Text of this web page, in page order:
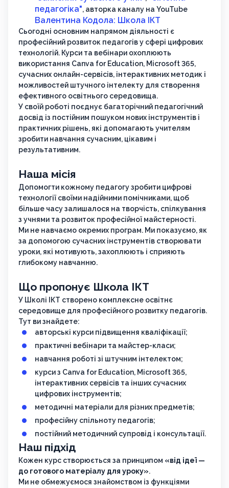
педагогіка", авторка каналу на YouTube
Валентина Кодола: Школа ІКТ
Сьогодні основним напрямом діяльності є
професійний розвиток педагогів у сфері цифрових
технологій. Курси та вебінари охоплюють
використання Canva for Education, Microsoft 365,
сучасних онлайн-сервісів, інтерактивних методик і
можливостей штучного інтелекту для створення
ефективного освітнього середовища.
У своїй роботі поєднує багаторічний педагогічний
досвід із постійним пошуком нових інструментів і
практичних рішень, які допомагають учителям
зробити навчання сучасним, цікавим і
результативним.
Наша місія
Допомогти кожному педагогу зробити цифрові
технології своїми надійними помічниками, щоб
більше часу залишалося на творчість, спілкування
з учнями та розвиток професійної майстерності.
Ми не навчаємо окремих програм. Ми показуємо, як
за допомогою сучасних інструментів створювати
уроки, які мотивують, захоплюють і сприяють
глибокому навчанню.
Що пропонує Школа ІКТ
У Школі ІКТ створено комплексне освітнє
середовище для професійного розвитку педагогів.
Тут ви знайдете:
авторські курси підвищення кваліфікації;
практичні вебінари та майстер-класи;
навчання роботі зі штучним інтелектом;
курси з Canva for Education, Microsoft 365,
інтерактивних сервісів та інших сучасних
цифрових інструментів;
методичні матеріали для різних предметів;
професійну спільноту педагогів;
постійний методичний супровід і консультації.
Наш підхід
Кожен курс створюється за принципом «від ідеї —
до готового матеріалу для уроку».
Ми не обмежуємося знайомством із функціями